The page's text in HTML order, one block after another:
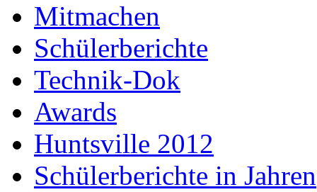
Mitmachen
Schülerberichte
Technik-Dok
Awards
Huntsville 2012
Schülerberichte in Jahren